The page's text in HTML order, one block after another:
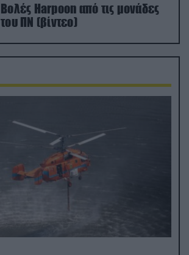
Βολές Harpoon από τις μονάδες
του ΠΝ (βίντεο)